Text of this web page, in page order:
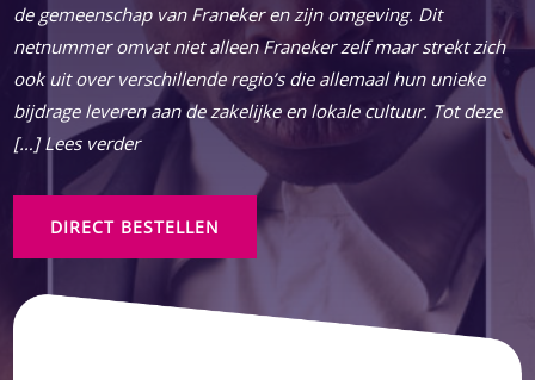
de gemeenschap van Franeker en zijn omgeving. Dit
netnummer omvat niet alleen Franeker zelf maar strekt zich
ook uit over verschillende regio’s die allemaal hun unieke
bijdrage leveren aan de zakelijke en lokale cultuur. Tot deze
[…] Lees verder
DIRECT BESTELLEN